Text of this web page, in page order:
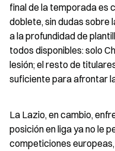
final de la temporada es
doblete, sin dudas sobre
a la profundidad de
todos disponibles: solo
lesión; el resto de
suficiente para afrontar
La Lazio, en cambio,
posición en liga ya no le
competiciones